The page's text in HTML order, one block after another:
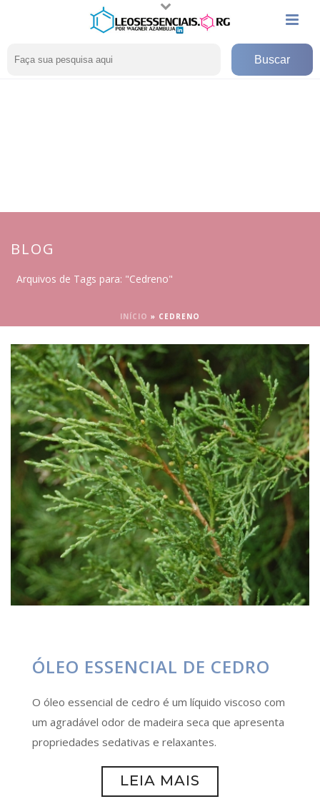
BLOG
Arquivos de Tags para: "Cedreno"
INÍCIO » CEDRENO
ÓLEO ESSENCIAL DE CEDRO
O óleo essencial de cedro é um líquido viscoso com
um agradável odor de madeira seca que apresenta
propriedades sedativas e relaxantes.
LEIA MAIS